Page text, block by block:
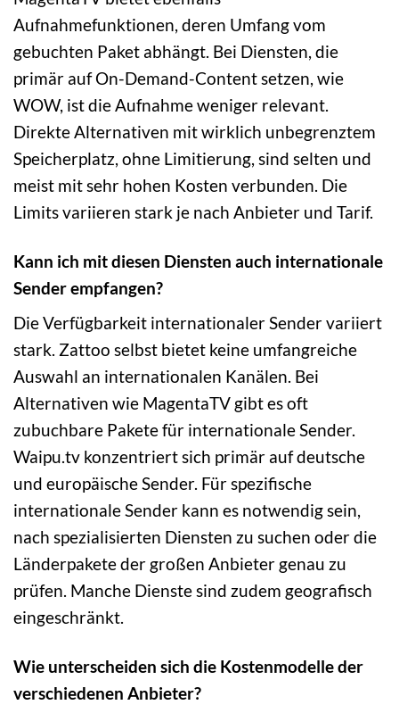
Aufnahmefunktionen, deren Umfang vom
gebuchten Paket abhängt. Bei Diensten, die
primär auf On-Demand-Content setzen, wie
WOW, ist die Aufnahme weniger relevant.
Direkte Alternativen mit wirklich unbegrenztem
Speicherplatz, ohne Limitierung, sind selten und
meist mit sehr hohen Kosten verbunden. Die
Limits variieren stark je nach Anbieter und Tarif.
Kann ich mit diesen Diensten auch internationale
Sender empfangen?
Die Verfügbarkeit internationaler Sender variiert
stark. Zattoo selbst bietet keine umfangreiche
Auswahl an internationalen Kanälen. Bei
Alternativen wie MagentaTV gibt es oft
zubuchbare Pakete für internationale Sender.
Waipu.tv konzentriert sich primär auf deutsche
und europäische Sender. Für spezifische
internationale Sender kann es notwendig sein,
nach spezialisierten Diensten zu suchen oder die
Länderpakete der großen Anbieter genau zu
prüfen. Manche Dienste sind zudem geografisch
eingeschränkt.
Wie unterscheiden sich die Kostenmodelle der
verschiedenen Anbieter?